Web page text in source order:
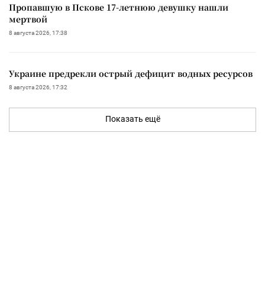
Пропавшую в Пскове 17-летнюю девушку нашли
мертвой
8 августа 2026, 17:38
Украине предрекли острый дефицит водных ресурсов
8 августа 2026, 17:32
Показать ещё